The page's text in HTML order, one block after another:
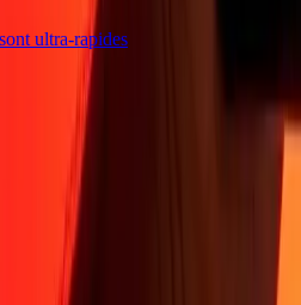
sont ultra-rapides
Entreprise
À proposBlog Devenir agent
Transfert d'argent international